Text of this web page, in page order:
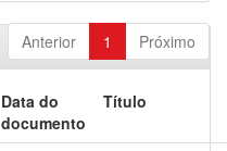
Anterior 1 Próximo
Data do
documento
Título